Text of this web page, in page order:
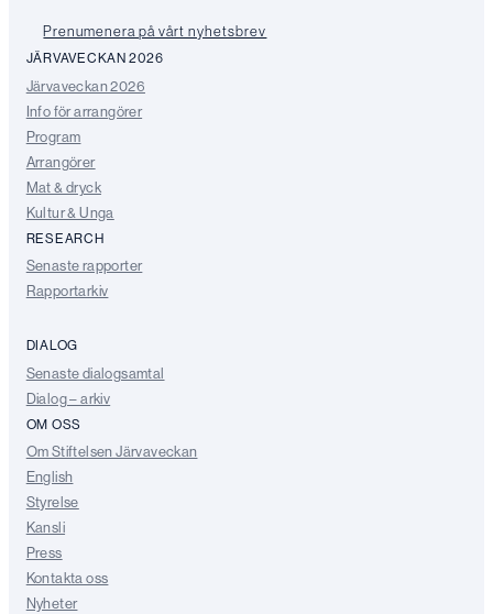
Prenumenera på vårt nyhetsbrev
JÄRVAVECKAN 2026
Järvaveckan 2026
Info för arrangörer
Program
Arrangörer
Mat & dryck
Kultur & Unga
RESEARCH
Senaste rapporter
Rapportarkiv
DIALOG
Senaste dialogsamtal
Dialog – arkiv
OM OSS
Om Stiftelsen Järvaveckan
English
Styrelse
Kansli
Press
Kontakta oss
Nyheter